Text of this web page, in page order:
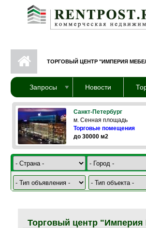
Перейти к основному содержанию
ТОРГОВЫЙ ЦЕНТР "ИМПЕРИЯ
Запросы Новости
Санкт-Петербург
м. Сенная площадь
Торговые помещения
до 30000 м2
Торговый центр